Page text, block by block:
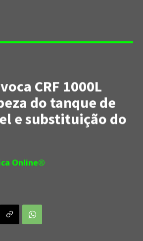
CRF 1000L
do tanque de
e substituição do
Online®